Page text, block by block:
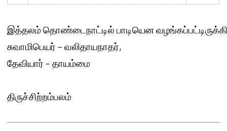
இத்தலம்தொண்டைநாட்டில் பாடியென
சுவாமிபெயர் –வலிதாயநாதர்,
தேவியார் –தாயம்மை
திருச்சிற்றம்பலம்